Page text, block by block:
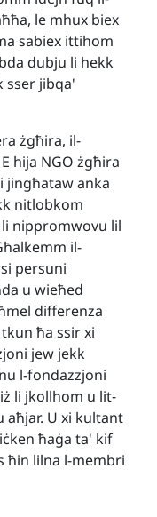
le mhux biex
sabiex ittihom
dubju li hekk
sser jibqa'
żgħira, il-
hija NGO żgħira
jingħataw anka
nitlobkom
nippromwovu lil
il-
persuni
u wieħed
differenza
ħa ssir xi
jew jekk
l-fondazzjoni
li jkollhom u lit-
U xi kultant
ħaġa ta' kif
ħin lilna l-membri